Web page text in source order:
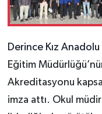
Derince Kız
Eğitim
Akreditasyonu
imza attı. Okul